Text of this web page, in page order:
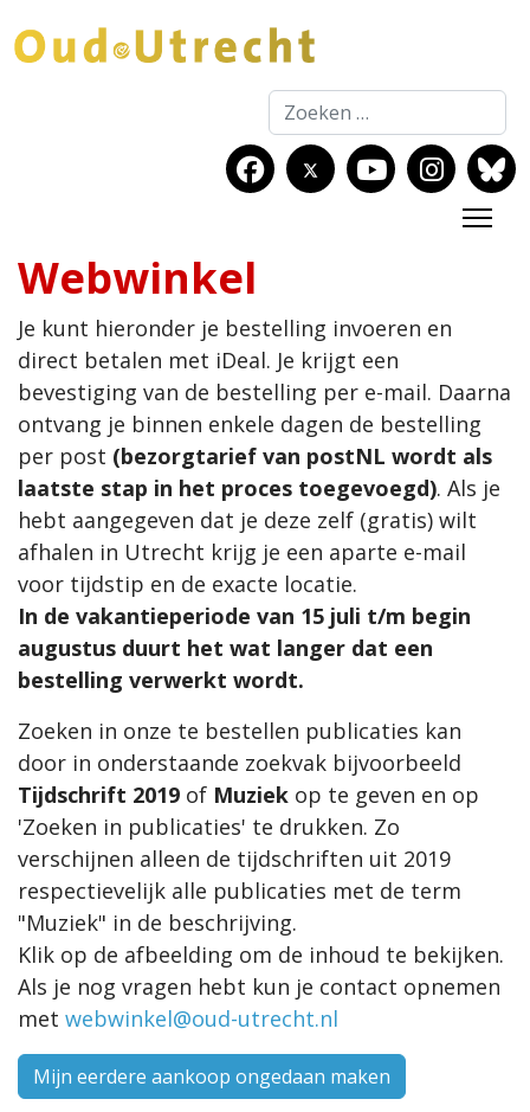
Zoeken
Webwinkel
Je kunt hieronder je bestelling invoeren en
direct betalen met iDeal. Je krijgt een
bevestiging van de bestelling per e-mail. Daarna
ontvang je binnen enkele dagen de bestelling
per post (bezorgtarief van postNL wordt als
laatste stap in het proces toegevoegd). Als je
hebt aangegeven dat je deze zelf (gratis) wilt
afhalen in Utrecht krijg je een aparte e-mail
voor tijdstip en de exacte locatie.
In de vakantieperiode van 15 juli t/m begin
augustus duurt het wat langer dat een
bestelling verwerkt wordt.
Zoeken in onze te bestellen publicaties kan
door in onderstaande zoekvak bijvoorbeeld
Tijdschrift 2019 of Muziek op te geven en op
'Zoeken in publicaties' te drukken. Zo
verschijnen alleen de tijdschriften uit 2019
respectievelijk alle publicaties met de term
"Muziek" in de beschrijving.
Klik op de afbeelding om de inhoud te bekijken.
Als je nog vragen hebt kun je contact opnemen
met webwinkel@oud-utrecht.nl
Mijn eerdere aankoop ongedaan maken